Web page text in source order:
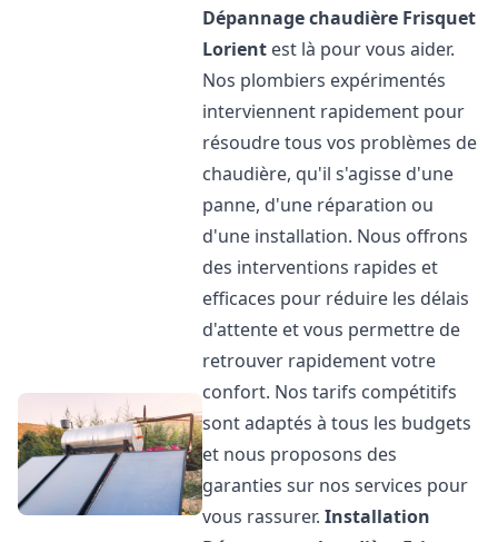
Dépannage chaudière Frisquet
Lorient est là pour vous aider.
Nos plombiers expérimentés
interviennent rapidement pour
résoudre tous vos problèmes de
chaudière, qu'il s'agisse d'une
panne, d'une réparation ou
d'une installation. Nous offrons
des interventions rapides et
efficaces pour réduire les délais
d'attente et vous permettre de
retrouver rapidement votre
confort. Nos tarifs compétitifs
sont adaptés à tous les budgets
et nous proposons des
garanties sur nos services pour
vous rassurer.Installation